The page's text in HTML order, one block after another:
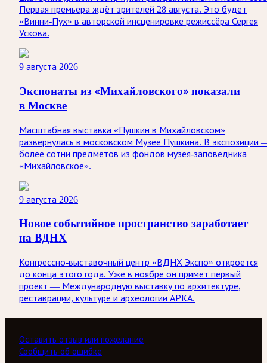
Первая премьера ждёт зрителей 28 августа. Это будет
«Винни-Пух» в авторской инсценировке режиссёра Сергея
Ускова.
9 августа 2026
Экспонаты из «Михайловского» показали
в Москве
Масштабная выставка «Пушкин в Михайловском»
развернулась в московском Музее Пушкина. В экспозиции
более сотни предметов из фондов музея-заповедника
«Михайловское».
9 августа 2026
Новое событийное пространство заработает
на ВДНХ
Конгрессно-выставочный центр «ВДНХ Экспо» откроется
до конца этого года. Уже в ноябре он примет первый
проект — Международную выставку по архитектуре,
реставрации, культуре и археологии АРКА.
Оставить отзыв или пожелание
Сообщить об ошибке